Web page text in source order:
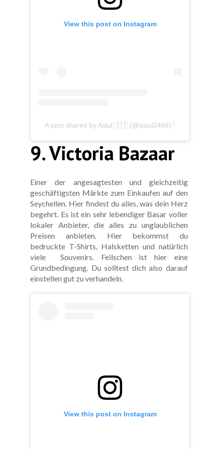
View this post on Instagram
A post shared by Asiul 🇮🇹 (@asiul2466)
9. Victoria Bazaar
Einer der angesagtesten und gleichzeitig
geschäftigsten Märkte zum Einkaufen auf den
Seychellen. Hier findest du alles, was dein Herz
begehrt. Es ist ein sehr lebendiger Basar voller
lokaler Anbieter, die alles zu unglaublichen
Preisen anbieten. Hier bekommst du
bedruckte T-Shirts, Halsketten und natürlich
viele Souvenirs. Feilschen ist hier eine
Grundbedingung. Du solltest dich also darauf
einstellen gut zu verhandeln.
View this post on Instagram